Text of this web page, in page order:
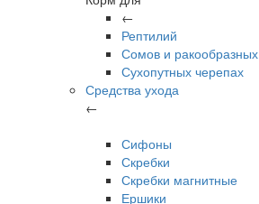
←
Рептилий
Сомов и ракообразных
Сухопутных черепах
Средства ухода
←
Сифоны
Скребки
Скребки магнитные
Ершики